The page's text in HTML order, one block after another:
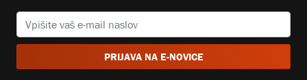
PRIJAVA NA E-NOVICE